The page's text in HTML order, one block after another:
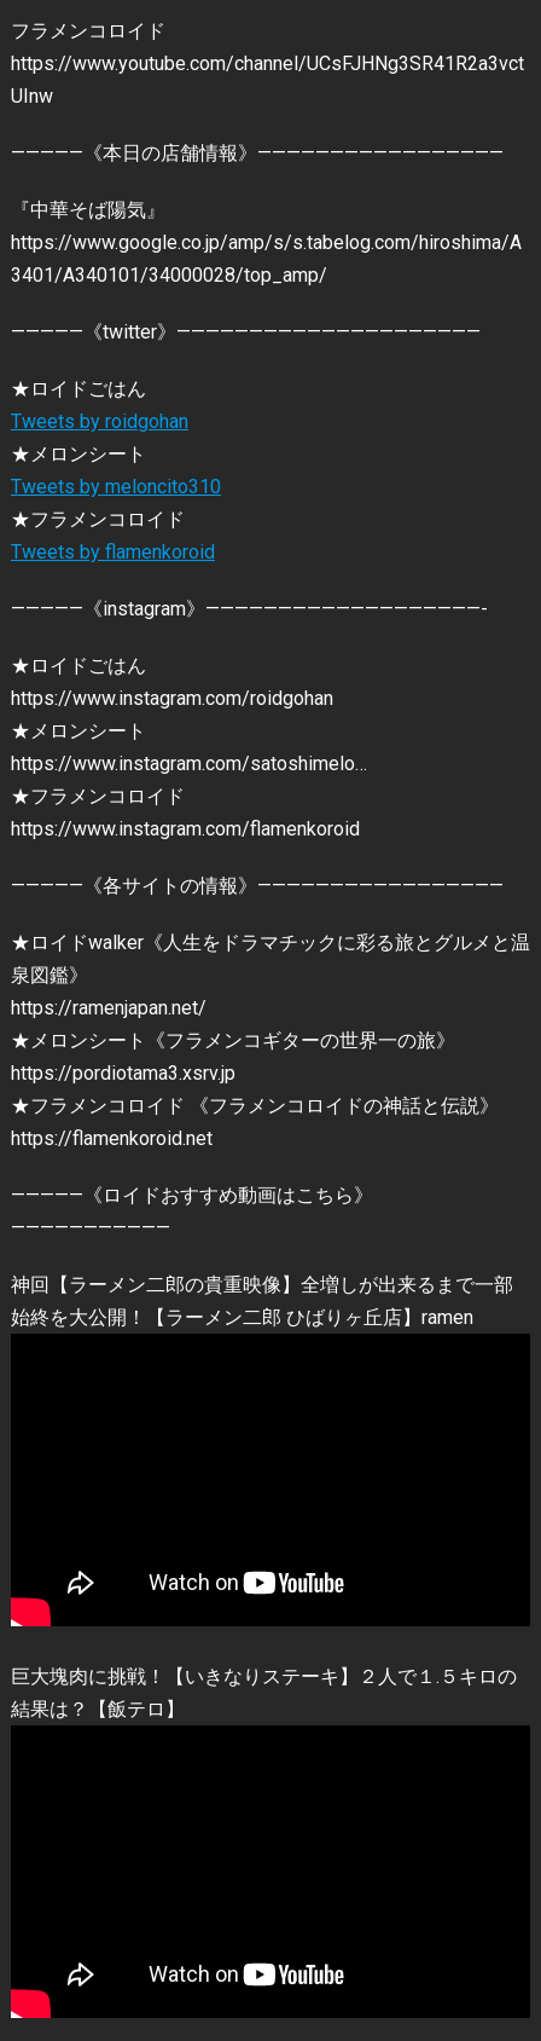
フラメンコロイド
https://www.youtube.com/channel/UCsFJHNg3SR41R2a3vct
UInw
—————《本日の店舗情報》—————————————————
『中華そば陽気』
https://www.google.co.jp/amp/s/s.tabelog.com/hiroshima/A
3401/A340101/34000028/top_amp/
—————《twitter》—————————————————————
★ロイドごはん
Tweets by roidgohan
★メロンシート
Tweets by meloncito310
★フラメンコロイド
Tweets by flamenkoroid
—————《instagram》———————————————————-
★ロイドごはん
https://www.instagram.com/roidgohan
★メロンシート
https://www.instagram.com/satoshimelo…
★フラメンコロイド
https://www.instagram.com/flamenkoroid
—————《各サイトの情報》—————————————————
★ロイドwalker《人生をドラマチックに彩る旅とグルメと温
泉図鑑》
https://ramenjapan.net/
★メロンシート《フラメンコギターの世界一の旅》
https://pordiotama3.xsrv.jp
★フラメンコロイド 《フラメンコロイドの神話と伝説》
https://flamenkoroid.net
—————《ロイドおすすめ動画はこちら》
———————————
神回【ラーメン二郎の貴重映像】全増しが出来るまで一部
始終を大公開！【ラーメン二郎 ひばりヶ丘店】ramen
巨大塊肉に挑戦！【いきなりステーキ】２人で１.５キロの
結果は？【飯テロ】